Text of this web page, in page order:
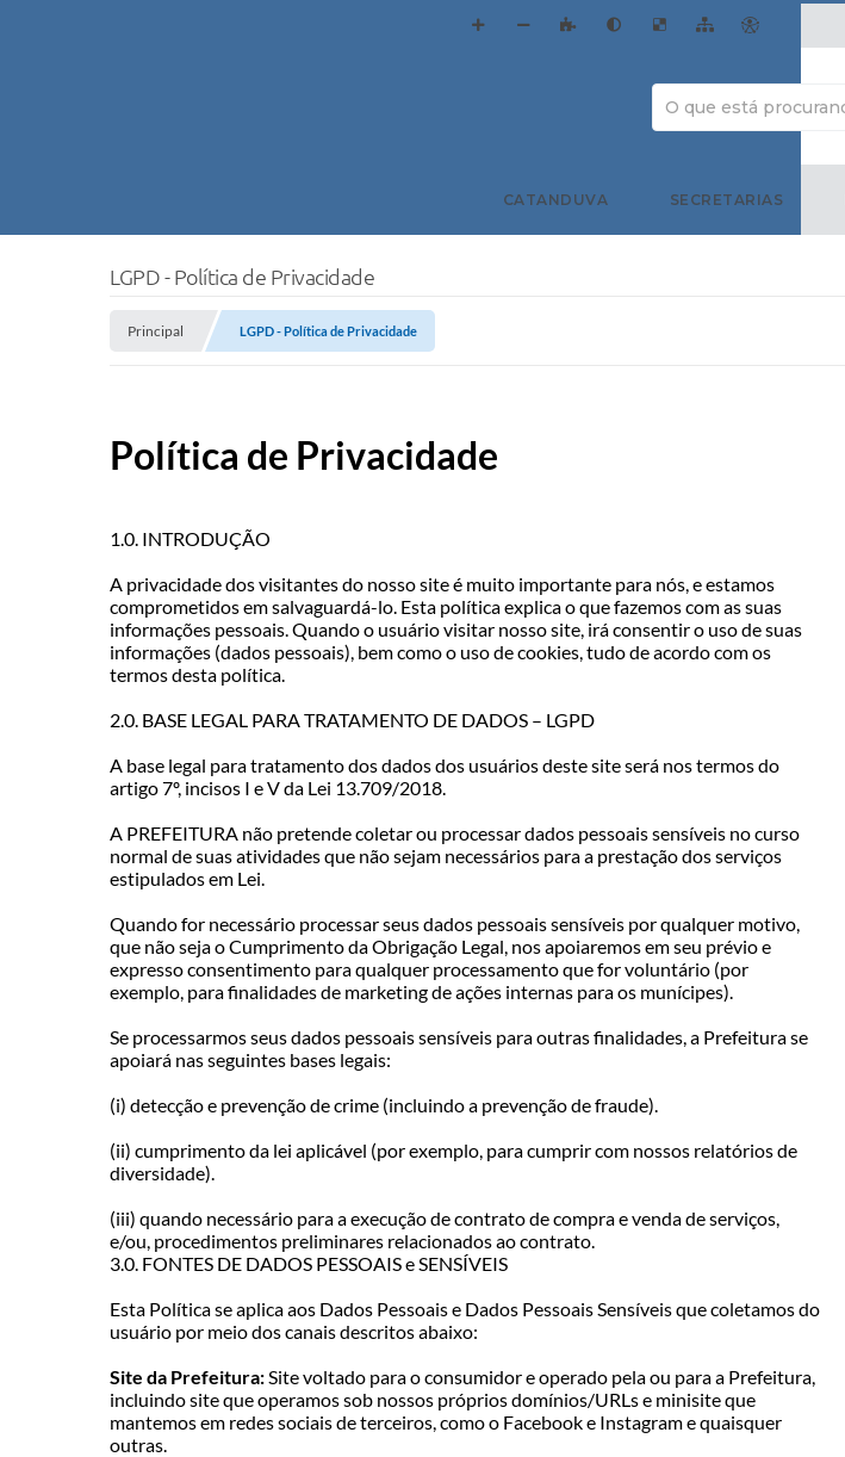
CATANDUVA SECRETARIAS
LGPD - Política de Privacidade
Principal LGPD - Política de Privacidade
Política de Privacidade
1.0. INTRODUÇÃO
A privacidade dos visitantes do nosso site é muito importante para nós, e estamos
comprometidos em salvaguardá-lo. Esta política explica o que fazemos com as suas
informações pessoais. Quando o usuário visitar nosso site, irá consentir o uso de suas
informações (dados pessoais), bem como o uso de cookies, tudo de acordo com os
termos desta política.
2.0. BASE LEGAL PARA TRATAMENTO DE DADOS – LGPD
A base legal para tratamento dos dados dos usuários deste site será nos termos do
artigo 7º, incisos I e V da Lei 13.709/2018.
A PREFEITURA não pretende coletar ou processar dados pessoais sensíveis no curso
normal de suas atividades que não sejam necessários para a prestação dos serviços
estipulados em Lei.
Quando for necessário processar seus dados pessoais sensíveis por qualquer motivo,
que não seja o Cumprimento da Obrigação Legal, nos apoiaremos em seu prévio e
expresso consentimento para qualquer processamento que for voluntário (por
exemplo, para finalidades de marketing de ações internas para os munícipes).
Se processarmos seus dados pessoais sensíveis para outras finalidades, a Prefeitura se
apoiará nas seguintes bases legais:
(i) detecção e prevenção de crime (incluindo a prevenção de fraude).
(ii) cumprimento da lei aplicável (por exemplo, para cumprir com nossos relatórios de
diversidade).
(iii) quando necessário para a execução de contrato de compra e venda de serviços,
e/ou, procedimentos preliminares relacionados ao contrato.
3.0. FONTES DE DADOS PESSOAIS e SENSÍVEIS
Esta Política se aplica aos Dados Pessoais e Dados Pessoais Sensíveis que coletamos do
usuário por meio dos canais descritos abaixo:
Site da Prefeitura:Site voltado para o consumidor e operado pela ou para a Prefeitura,
incluindo site que operamos sob nossos próprios domínios/URLs e minisite que
mantemos em redes sociais de terceiros, como o Facebook e Instagram e quaisquer
outras.